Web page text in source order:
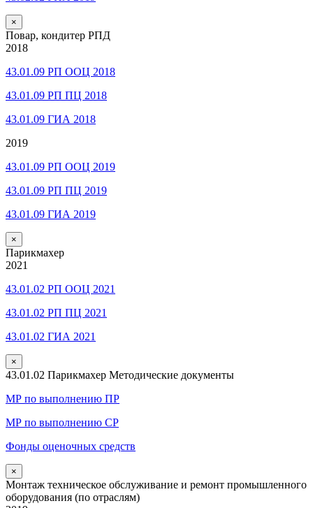
×
Повар, кондитер РПД
2018
43.01.09 РП ООЦ 2018
43.01.09 РП ПЦ 2018
43.01.09 ГИА 2018
2019
43.01.09 РП ООЦ 2019
43.01.09 РП ПЦ 2019
43.01.09 ГИА 2019
×
Парикмахер
2021
43.01.02 РП ООЦ 2021
43.01.02 РП ПЦ 2021
43.01.02 ГИА 2021
×
43.01.02 Парикмахер Методические документы
МР по выполнению ПР
МР по выполнению СР
Фонды оценочных средств
×
Монтаж техническое обслуживание и ремонт промышленного
оборудования (по отраслям)